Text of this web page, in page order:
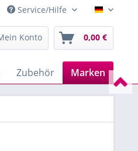
Service/Hilfe Deutsch
Konto 0,00 €
Zubehör Marken